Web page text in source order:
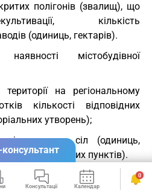
полігонів (звалищ), що
кількість
(одиниць, гектарів).
містобудівної
на регіональному
кількості відповідних
утворень);
міст, селищ, сіл (одиниць,
населених пунктів).
ЗАТВЕРДЖЕНО
Кабінету Міністрів України
Консультації Календар Сервіси
0